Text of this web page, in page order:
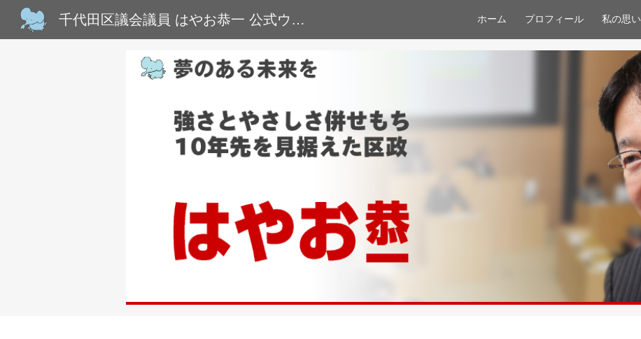
Skip to main content Skip to navigation
千代田区議会議員 はやお恭一 公式ウェブサイト ホーム プロフィール 私の思い